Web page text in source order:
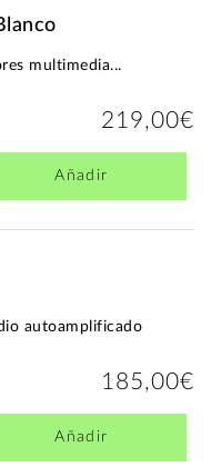
multimedia...
219,00€
Añadir
autoamplificado
185,00€
Añadir